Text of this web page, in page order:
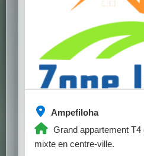
Ampefiloha
Grand appartement T4
mixte en centre-ville.